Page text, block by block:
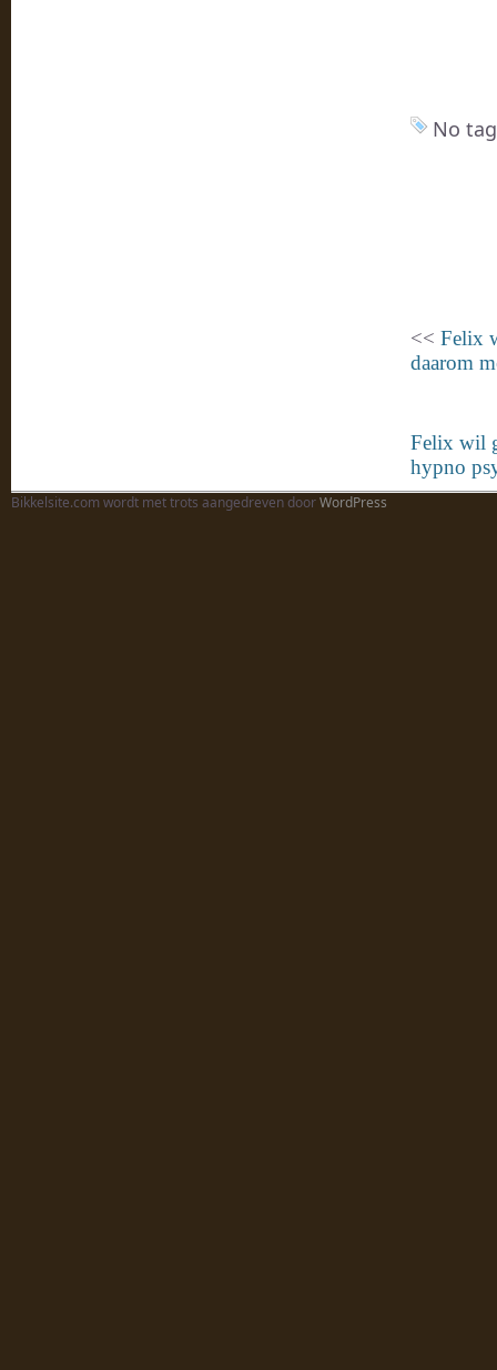
No
<< Felix
daarom
Felix wil
hypno
Bikkelsite.com wordt met trots aangedreven doorWordPress